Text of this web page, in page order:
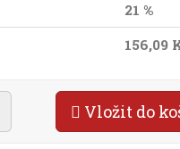
21 %
156,09
Vložit do